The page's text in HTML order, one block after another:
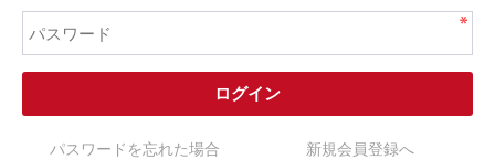
ログイン
パスワードを忘れた場合 新規会員登録へ